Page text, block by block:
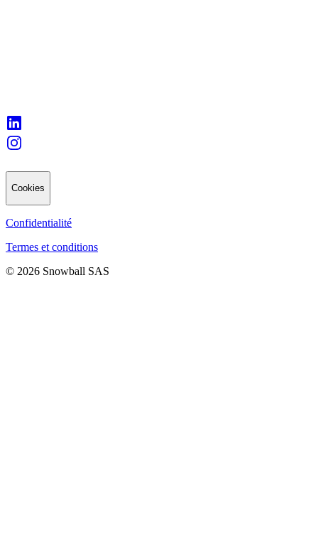
Cookies
Confidentialité
Termes et conditions
© 2026 Snowball SAS